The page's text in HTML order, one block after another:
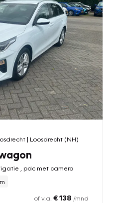
| Loosdrecht (NH)
, pdc met camera
of v.a. € 138 /mnd